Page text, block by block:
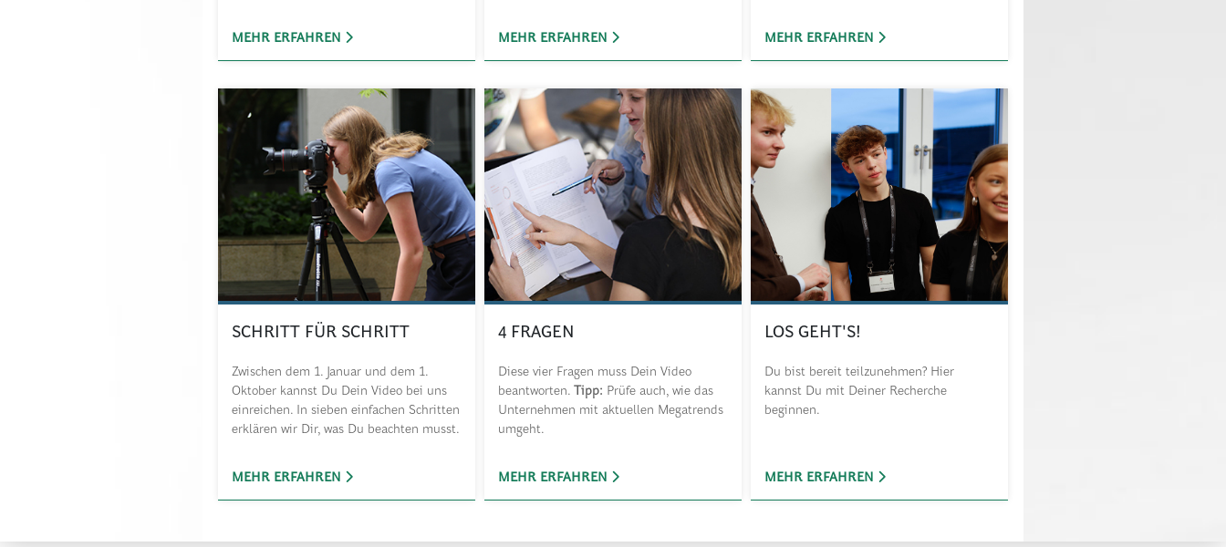
MEHR ERFAHREN MEHR ERFAHREN MEHR ERFAHREN
SCHRITT FÜR SCHRITT
Zwischen dem 1. Januar und dem 1.
Oktober kannst Du Dein Video bei uns
einreichen. In sieben einfachen Schritten
erklären wir Dir, was Du beachten musst.
MEHR ERFAHREN
4 FRAGEN
Diese vier Fragen muss Dein Video
beantworten. Tipp: Prüfe auch, wie das
Unternehmen mit aktuellen Megatrends
umgeht.
MEHR ERFAHREN
LOS GEHT'S!
Du bist bereit teilzunehmen? Hier
kannst Du mit Deiner Recherche
beginnen.
MEHR ERFAHREN